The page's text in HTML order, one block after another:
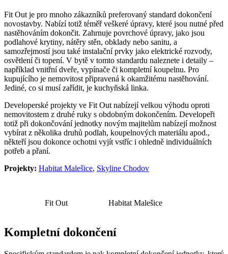
Fit Out je pro mnoho zákazníků preferovaný standard dokončení
novostavby. Nabízí totiž téměř veškeré úpravy, které jsou nutné před
nastěhováním dokončit. Zahrnuje povrchové úpravy, jako jsou
podlahové krytiny, nátěry stěn, obklady nebo sanitu, a
samozřejmostí jsou také instalační prvky jako elektrické rozvody,
osvětlení či topení. V bytě v tomto standardu naleznete i detaily –
například vnitřní dveře, vypínače či kompletní koupelnu. Pro
kupujícího je nemovitost připravená k okamžitému nastěhování.
Jediné, co si musí zařídit, je kuchyňská linka.
Developerské projekty ve Fit Out nabízejí velkou výhodu oproti
nemovitostem z druhé ruky s obdobným dokončením. Developeři
totiž při dokončování jednotky novým majitelům nabízejí možnost
vybírat z několika druhů podlah, koupelnových materiálu apod.,
někteří jsou dokonce ochotni vyjít vstříc i ohledně individuálních
potřeb a přaní.
Projekty: Habitat Malešice, Skyline Chodov
Fit Out Habitat Malešice
Kompletní dokončení